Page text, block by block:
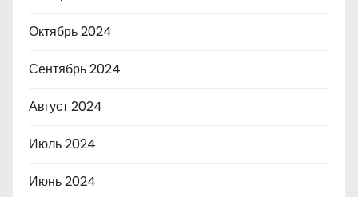
Октябрь 2024
Сентябрь 2024
Август 2024
Июль 2024
Июнь 2024